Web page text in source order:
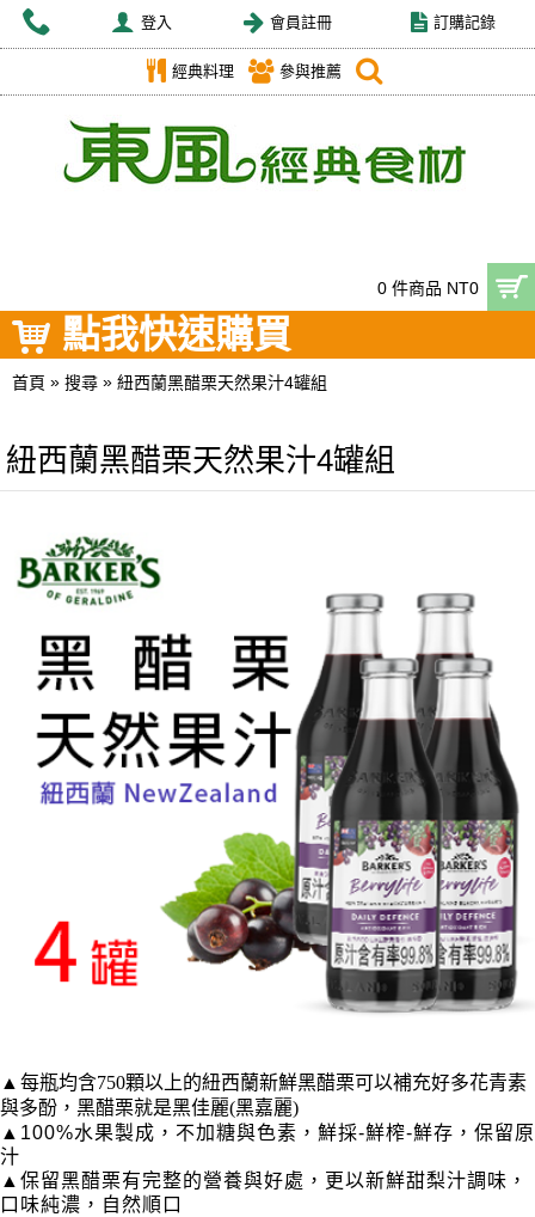
登入 會員註冊 訂購記錄
經典料理 參與推薦
0 件商品 NT0
點我快速購買
首頁 » 搜尋 » 紐西蘭黑醋栗天然果汁4罐組
紐西蘭黑醋栗天然果汁4罐組
▲ 每瓶均含750顆以上的紐西蘭新鮮黑醋栗可以補充好多花青素
與多酚，黑醋栗就是黑佳麗(黑嘉麗)
▲100%水果製成，不加糖與色素，鮮採-鮮榨-鮮存，保留原
汁
▲保留黑醋栗有完整的營養與好處，更以新鮮甜梨汁調味，
口味純濃， 自然順口